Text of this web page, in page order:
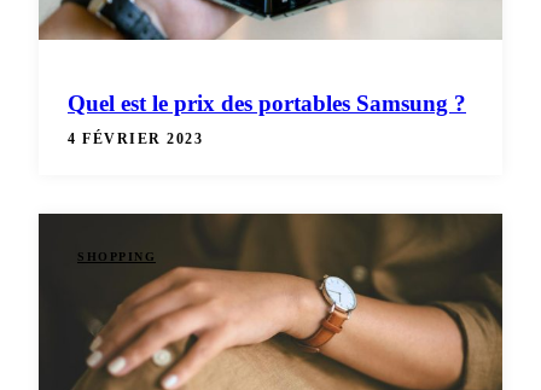
Quel est le prix des portables Samsung ?
4 FÉVRIER 2023
SHOPPING